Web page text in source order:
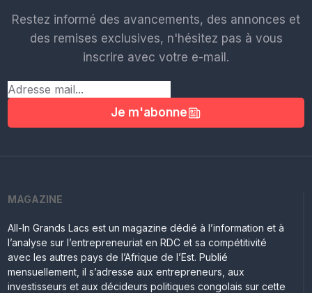
Restez informé des avancements, des annonces et
des remises exclusives, n'hésitez pas à vous
inscrire avec votre e-mail.
Je m'abonne
MAGAZINE
All-In Grands Lacs est un magazine dédié à l’information et à
l’analyse sur l’entrepreneuriat en RDC et sa compétitivité
avec les autres pays de l’Afrique de l’Est. Publié
mensuellement, il s’adresse aux entrepreneurs, aux
investisseurs et aux décideurs politiques congolais sur cette